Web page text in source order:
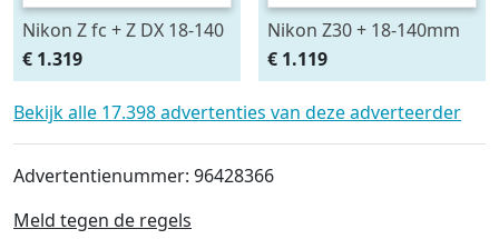
Nikon Z fc + Z DX 18-140
VR
€ 1.319
Nikon Z30 + 18-140mm
€ 1.119
Bekijk alle 17.398 advertenties van deze adverteerder
Advertentienummer: 96428366
Meld tegen de regels